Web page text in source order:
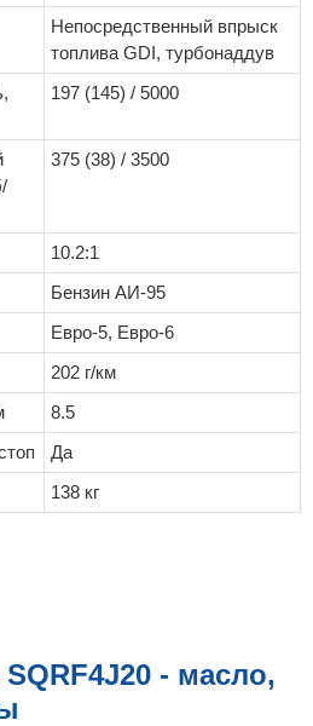
Непосредственный впрыск
топлива GDI, турбонаддув
197 (145) / 5000
375 (38) / 3500
10.2:1
Бензин АИ-95
Евро-5, Евро-6
202 г/км
8.5
Да
138 кг
- масло,